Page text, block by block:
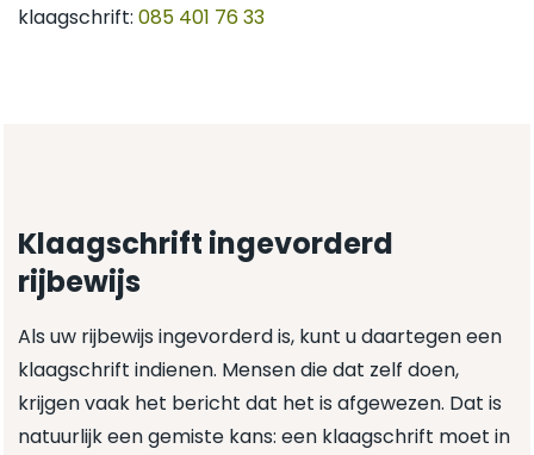
klaagschrift: 085 401 76 33
Klaagschrift ingevorderd
rijbewijs
Als uw rijbewijs ingevorderdis, kunt u daartegen een
klaagschrift indienen. Mensen die dat zelf doen,
krijgen vaak het bericht dat het is afgewezen. Dat is
natuurlijk een gemiste kans: een klaagschrift moet in